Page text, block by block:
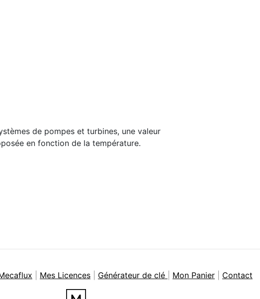
de pompes et turbines, une valeur
en fonction de la température.
Mes Licences Générateur de clé Mon Panier Contact